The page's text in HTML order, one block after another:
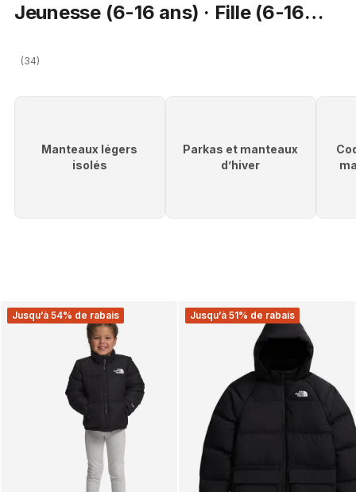
Jeunesse (6-16 ans) · Fille (6-16
(34)
Manteaux légers
isolés
Parkas et manteaux
d’hiver
Jusqu’à 54% de rabais Jusqu’à 51% de rabais